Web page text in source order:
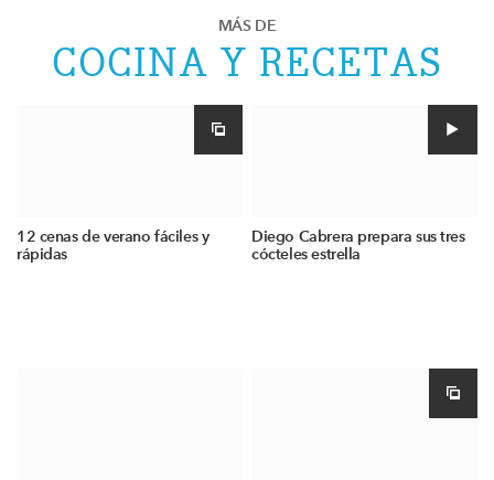
MÁS DE
COCINA Y RECETAS
12 cenas de verano fáciles y
rápidas
Diego Cabrera prepara sus tres
cócteles estrella